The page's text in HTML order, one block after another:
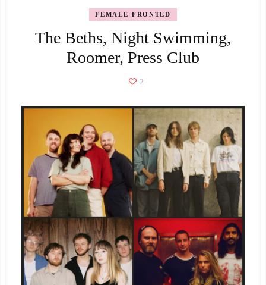
FEMALE-FRONTED
The Beths, Night Swimming,
Roomer, Press Club
2